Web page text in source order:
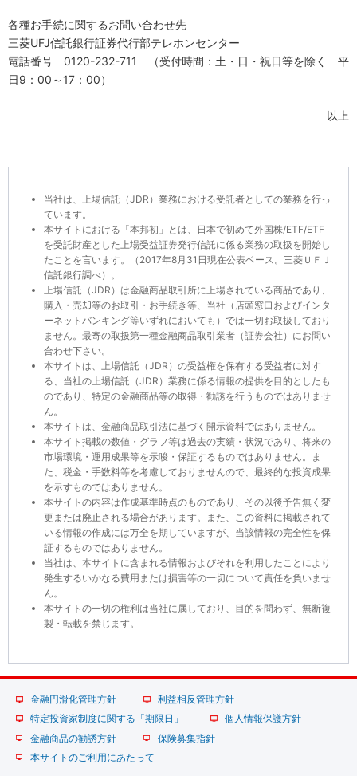
各種お手続に関するお問い合わせ先
三菱UFJ信託銀⾏証券代行部テレホンセンター
電話番号 0120-232-711
（受付時間：土・日・祝日等を除く 平
日9 ： 00 ～ 17 ： 00）
以上
当社は、上場信託（JDR）業務における受託者としての業務を行っ
ています。
本サイトにおける「本邦初」とは、日本で初めて外国株/ETF/ETF
を受託財産とした上場受益証券発行信託に係る業務の取扱を開始し
たことを言います。（2017年8月31日現在公表ベース。三菱ＵＦＪ
信託銀行調べ）。
上場信託（JDR）は金融商品取引所に上場されている商品であり、
購入・売却等のお取引・お手続き等、当社（店頭窓口およびインタ
ーネットバンキング等いずれにおいても）では一切お取扱しており
ません。最寄の取扱第一種金融商品取引業者（証券会社）にお問い
合わせ下さい。
本サイトは、上場信託（JDR）の受益権を保有する受益者に対す
る、当社の上場信託（JDR）業務に係る情報の提供を目的としたも
のであり、特定の金融商品等の取得・勧誘を行うものではありませ
ん。
本サイトは、金融商品取引法に基づく開示資料ではありません。
本サイト掲載の数値・グラフ等は過去の実績・状況であり、将来の
市場環境・運用成果等を示唆・保証するものではありません。ま
た、税金・手数料等を考慮しておりませんので、最終的な投資成果
を示すものではありません。
本サイトの内容は作成基準時点のものであり、その以後予告無く変
更または廃止される場合があります。また、この資料に掲載されて
いる情報の作成には万全を期していますが、当該情報の完全性を保
証するものではありません。
当社は、本サイトに含まれる情報およびそれを利用したことにより
発生するいかなる費用または損害等の一切について責任を負いませ
ん。
本サイトの一切の権利は当社に属しており、目的を問わず、無断複
製・転載を禁じます。
金融円滑化管理方針
利益相反管理方針
特定投資家制度に関する「期限日」
個人情報保護方針
金融商品の勧誘方針
保険募集指針
本サイトのご利用にあたって